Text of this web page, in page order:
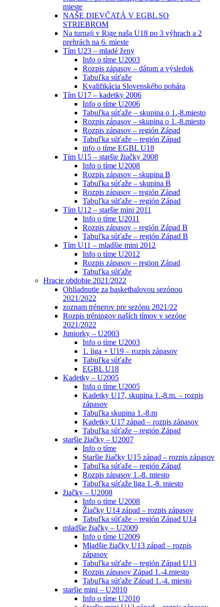
mieste
NAŠE DIEVČATÁ V EGBL SO
STRIEBROM
Na turnaji v Rige naša U18 po 3 výhrach a 2
prehrách na 6. mieste
Tím U23 – mladé ženy
Info o tíme U2003
Rozpis zápasov – dátum a výsledok
Tabuľka súťaže
Kvalifikácia Slovenského pohára
Tím U17 – kadetky 2006
Info o tíme U2006
Tabuľka súťaže – skupina o 1.-8.miesto
Rozpis zápasov – skupina o 1.-8.miesto
Rozpis zápasov – región Západ
Tabuľka súťaže – región Západ
info o tíme EGBL U18
Tím U15 – staršie žiačky 2008
Info o tíme U2008
Rozpis zápasov – skupina B
Tabuľka súťaže – skupina B
Rozpis zápasov – región Západ
Tabuľka súťaže – región Západ
Tím U12 – staršie mini 2011
Info o tíme U2011
Rozpis zápasov – región Západ B
Tabuľka súťaže – región Západ B
Tím U11 – mladšie mini 2012
Info o tíme U2012
Rozpis zápasov – region Západ
Tabuľka súťaže
Hracie obdobie 2021/2022
Ohliadnutie za basketbalovou sezónou
2021/2022
zoznam trénerov pre sezónu 2021/22
Rozpis tréningov naších tímov v sezóne
2021/2022
Juniorky – U2003
Info o tíme U2003
1. liga + U19 – rozpis zápasov
Tabuľka súťaže
EGBL U18
Kadetky – U2005
Info o tíme U2005
Kadetky U17, skupina 1.-8.m. – rozpis
zápasov
Tabuľka skupina 1.-8.m
Kadetky U17 západ – rozpis zápasov
Tabuľka súťaže – región Západ
staršie žiačky – U2007
Info o tíme
Staršie žiačky U15 západ – rozpis zápasov
Tabuľka súťaže – región Západ
Rozpis zápasov 1.-8. miesto
Tabuľka súťaže liga 1.-8. miesto
žiačky – U2008
Info o tíme U2008
Žiačky U14 západ – rozpis zápasov
Tabuľka súťaže – región Západ U14
mladšie žiačky – U2009
Info o tíme U2009
Mladšie žiačky U13 západ – rozpis
zápasov
Tabuľka súťaže – región Západ U13
Rozpis zápasov Západ 1.-4.miesto
Tabuľka súťaže Západ 1.-4. miesto
staršie mini – U2010
Info o tíme U2010